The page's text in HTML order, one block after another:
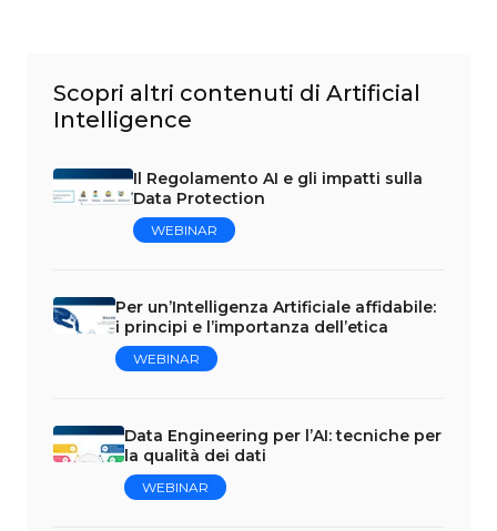
Scopri altri contenuti di Artificial
Intelligence
Il Regolamento AI e gli impatti sulla
Data Protection
WEBINAR
Per un’Intelligenza Artificiale affidabile:
i principi e l’importanza dell’etica
WEBINAR
Data Engineering per l’AI: tecniche per
la qualità dei dati
WEBINAR